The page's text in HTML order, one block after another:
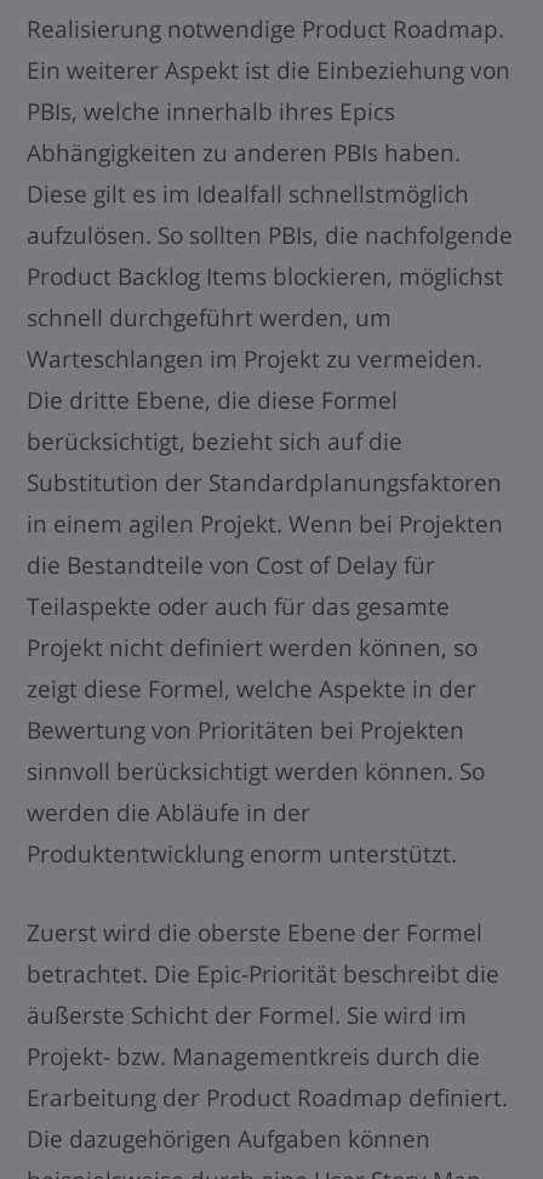
Realisierung notwendige Product Roadmap.
Ein weiterer Aspekt ist die Einbeziehung von
PBIs, welche innerhalb ihres Epics
Abhängigkeiten zu anderen PBIs haben.
Diese gilt es im Idealfall schnellstmöglich
aufzulösen. So sollten PBIs, die nachfolgende
Product Backlog Items blockieren, möglichst
schnell durchgeführt werden, um
Warteschlangen im Projekt zu vermeiden.
Die dritte Ebene, die diese Formel
berücksichtigt, bezieht sich auf die
Substitution der Standardplanungsfaktoren
in einem agilen Projekt. Wenn bei Projekten
die Bestandteile von Cost of Delay für
Teilaspekte oder auch für das gesamte
Projekt nicht definiert werden können, so
zeigt diese Formel, welche Aspekte in der
Bewertung von Prioritäten bei Projekten
sinnvoll berücksichtigt werden können. So
werden die Abläufe in der
Produktentwicklung enorm unterstützt.
Zuerst wird die oberste Ebene der Formel
betrachtet. Die Epic-Priorität beschreibt die
äußerste Schicht der Formel. Sie wird im
Projekt- bzw. Managementkreis durch die
Erarbeitung der Product Roadmap definiert.
Die dazugehörigen Aufgaben können